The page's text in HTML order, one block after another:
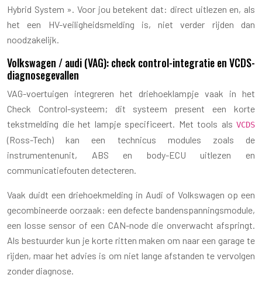
Hybrid System ». Voor jou betekent dat: direct uitlezen en, als
het een HV-veiligheidsmelding is, niet verder rijden dan
noodzakelijk.
Volkswagen / audi (VAG): check control-integratie en VCDS-
diagnosegevallen
VAG-voertuigen integreren het driehoeklampje vaak in het
Check Control-systeem; dit systeem present een korte
tekstmelding die het lampje specificeert. Met tools als VCDS
(Ross-Tech) kan een technicus modules zoals de
instrumentenunit, ABS en body-ECU uitlezen en
communicatiefouten detecteren.
Vaak duidt een driehoekmelding in Audi of Volkswagen op een
gecombineerde oorzaak: een defecte bandenspanningsmodule,
een losse sensor of een CAN-node die onverwacht afspringt.
Als bestuurder kun je korte ritten maken om naar een garage te
rijden, maar het advies is om niet lange afstanden te vervolgen
zonder diagnose.